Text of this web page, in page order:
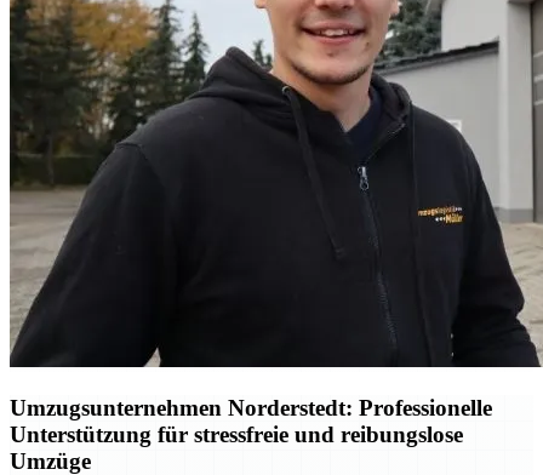
Umzugsunternehmen Norderstedt: Professionelle
Unterstützung für stressfreie und reibungslose
Umzüge